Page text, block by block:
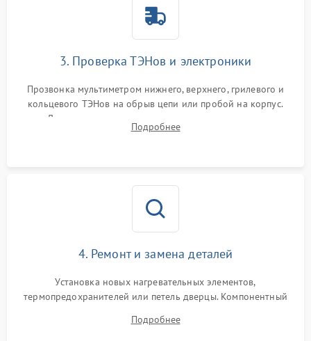
3. Проверка ТЭНов и электроники
Прозвонка мультиметром нижнего, верхнего, грилевого и
кольцевого ТЭНов на обрыв цепи или пробой на корпус.
Диагностика термостата, датчиков температуры,
переключателя режимов и мотора конвекции.
Подробнее
4. Ремонт и замена деталей
Установка новых нагревательных элементов,
термопредохранителей или петель дверцы. Компонентный
выгоревших реле, восстановление контактов и замена
Подробнее